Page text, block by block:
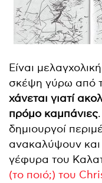
Είναι
σκέψη γύρω από
χάνεται γιατί
πρόμο καμπάνιες
δημιουργοί
ανακαλύψουν
γέφυρα του
(το ποιό;) του